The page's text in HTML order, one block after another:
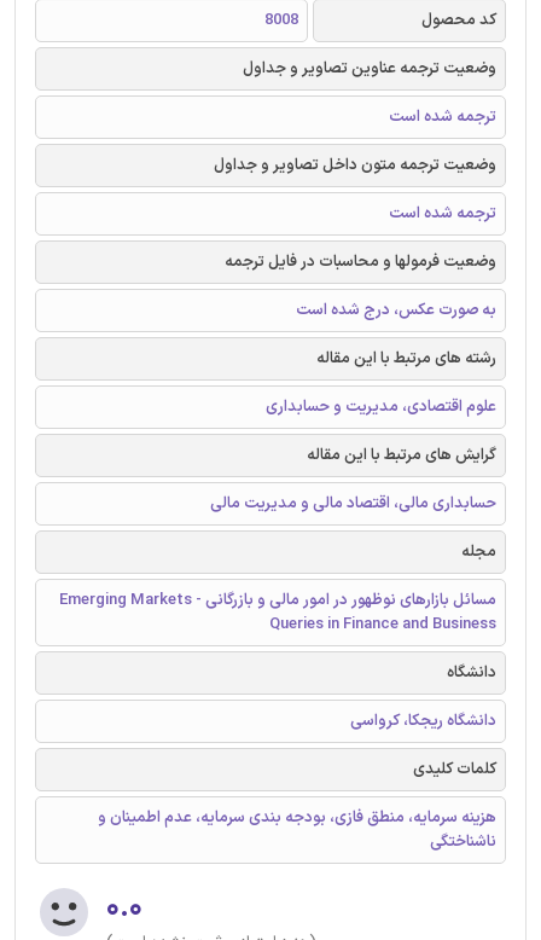
کد محصول
8008
وضعیت ترجمه عناوین تصاویر و جداول
ترجمه شده است
وضعیت ترجمه متون داخل تصاویر و جداول
ترجمه شده است
وضعیت فرمولها و محاسبات در فایل ترجمه
به صورت عکس، درج شده است
رشته های مرتبط با این مقاله
علوم اقتصادی، مدیریت و حسابداری
گرایش های مرتبط با این مقاله
حسابداری مالی، اقتصاد مالی و مدیریت مالی
مجله
مسائل بازارهای نوظهور در امور مالی و بازرگانی - Emerging Markets
Queries in Finance and Business
دانشگاه
دانشگاه ریجکا، کرواسی
کلمات کلیدی
هزينه سرمايه، منطق فازی، بودجه بندی سرمایه، عدم اطمینان و
ناشناختگی
۰.۰